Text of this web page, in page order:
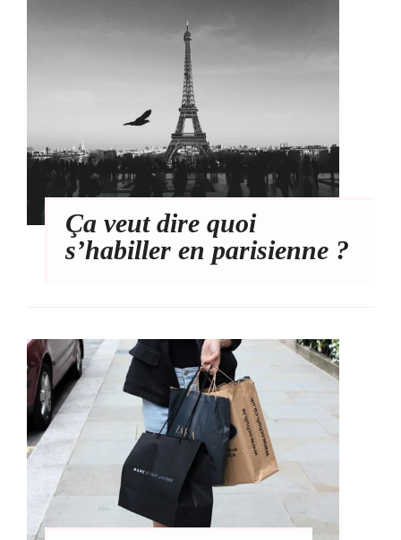
Ça veut dire quoi
s’habiller en parisienne ?